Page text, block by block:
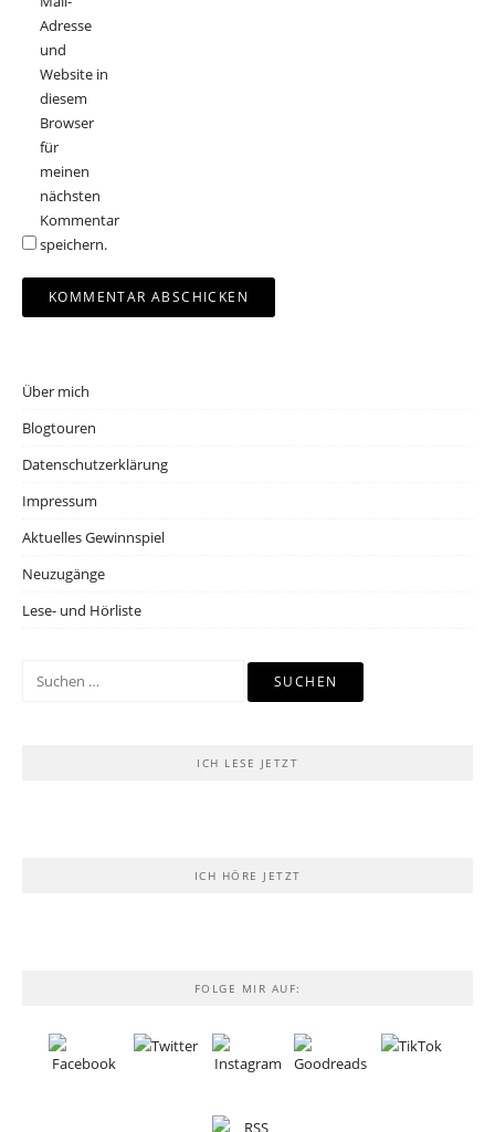
Adresse
und
Website in
diesem
Browser
für
meinen
nächsten
Kommentar
speichern.
Über mich
Blogtouren
Datenschutzerklärung
Impressum
Aktuelles Gewinnspiel
Neuzugänge
Lese- und Hörliste
Suchen
ICH LESE JETZT
ICH HÖRE JETZT
FOLGE MIR AUF: